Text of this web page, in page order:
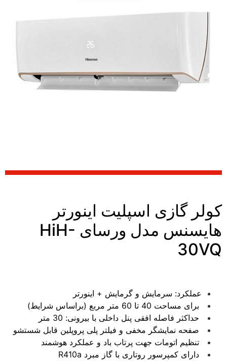
کولر گازی اسپلیت اینورتر
هایسنس مدل ورسای HiH-
30VQ
عملکرد: سرمايش و گرمایش + اینورتر
برای مساحت 40 تا 60 متر مربع (براساس شرایط)
حداکثر فاصله افقی پنل داخلی با بیرونی: 30 متر
صفحه نمایشگر مخفی و فیلتر پلی پروپلین قابل شستشو
تنظیم اتومات جهت پرتاب باد و عملکرد هوشمند
دارای کمپرسور روتاری با گاز مبرد R410a